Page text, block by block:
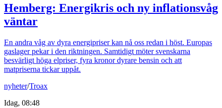
Hemberg: Energikris och ny inflationsvåg
väntar
En andra våg av dyra energipriser kan nå oss redan i höst. Europas
gaslager pekar i den riktningen. Samtidigt möter svenskarna
besvärligt höga elpriser, fyra kronor dyrare bensin och att
matpriserna tickar uppåt.
nyheter/Troax
Idag, 08:48